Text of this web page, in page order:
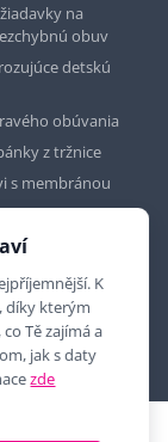
na
obuv
detskú
obúvania
z tržnice
s membránou
vyhrazena
K
díky kterým
Tě zajímá a
jak s daty
zde